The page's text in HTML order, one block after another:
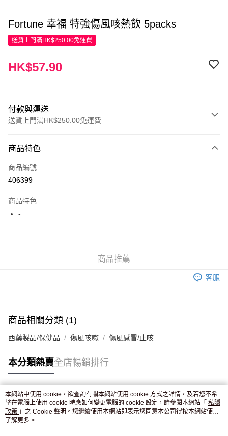
Fortune 幸福 特強傷風咳熱飲 5packs
送貨上門滿HK$250.00免運費
HK$57.90
付款與運送
送貨上門滿HK$250.00免運費
信用卡
Apple Pay
JD京東物流，訂單確認發貨後2-4個工作天送達
商品特色
商品編號
406399
商品特色
-
商品推薦
客服
商品相關分類 (1)
西藥製品/保健品 傷風咳嗽 傷風感冒/止咳
本分類熱賣全店暢銷排行
熱門標籤
熱銷排行
本網站中使用 cookie，欲查詢有關本網站使用 cookie 方式之詳情，及若您不希
望在電腦上使用 cookie 時應如何變更電腦的 cookie 設定，請參閱本網站「 私隱
政策 」之 Cookie 聲明。您繼續使用本網站即表示您同意本公司得按本網站使用
條款之 Cookie 聲明使用 cookie。
了解更多 >